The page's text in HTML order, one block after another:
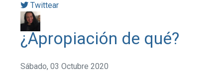
Twittear
¿Apropiación de qué?
Sábado, 03 Octubre 2020